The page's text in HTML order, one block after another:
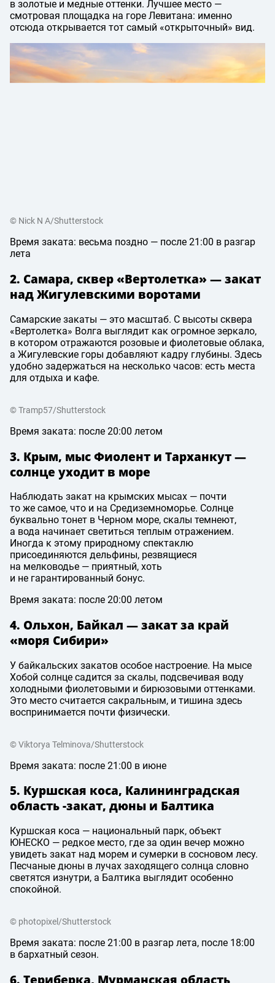
в золотые и медные оттенки. Лучшее место —
смотровая площадка на горе Левитана: именно
отсюда открывается тот самый «открыточный» вид.
© Nick N A/Shutterstock
Время заката: весьма поздно — после 21:00 в разгар
лета
2. Самара, сквер «Вертолетка» — закат
над Жигулевскими воротами
Самарские закаты — это масштаб. С высоты сквера
«Вертолетка» Волга выглядит как огромное зеркало,
в котором отражаются розовые и фиолетовые облака,
а Жигулевские горы добавляют кадру глубины. Здесь
удобно задержаться на несколько часов: есть места
для отдыха и кафе.
© Tramp57/Shutterstock
Время заката: после 20:00 летом
3. Крым, мыс Фиолент и Тарханкут —
солнце уходит в море
Наблюдать закат на крымских мысах — почти
то же самое, что и на Средиземноморье. Солнце
буквально тонет в Черном море, скалы темнеют,
а вода начинает светиться теплым отражением.
Иногда к этому природному спектаклю
присоединяются дельфины, резвящиеся
на мелководье — приятный, хоть
и не гарантированный бонус.
Время заката: после 20:00 летом
4. Ольхон, Байкал — закат за край
«моря Сибири»
У байкальских закатов особое настроение. На мысе
Хобой солнце садится за скалы, подсвечивая воду
холодными фиолетовыми и бирюзовыми оттенками.
Это место считается сакральным, и тишина здесь
воспринимается почти физически.
© Viktorya Telminova/Shutterstock
Время заката: после 21:00 в июне
5. Куршская коса, Калининградская
область -закат, дюны и Балтика
Куршская коса — национальный парк, объект
ЮНЕСКО — редкое место, где за один вечер можно
увидеть закат над морем и сумерки в сосновом лесу.
Песчаные дюны в лучах заходящего солнца словно
светятся изнутри, а Балтика выглядит особенно
спокойной.
© photopixel/Shutterstock
Время заката: после 21:00 в разгар лета, после 18:00
в бархатный сезон.
6. Териберка, Мурманская область